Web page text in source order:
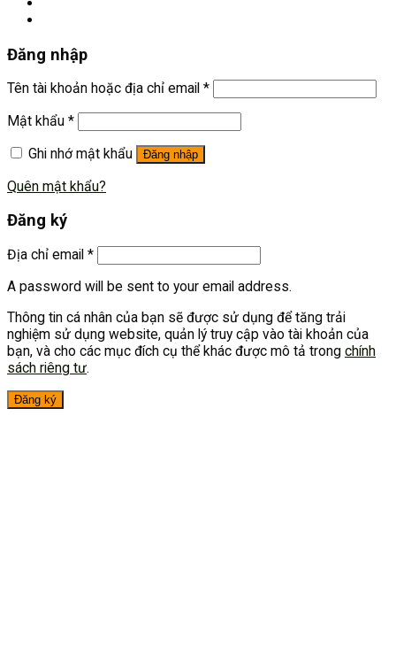
Đăng nhập
Tên tài khoản hoặc địa chỉ email *
Mật khẩu *
Ghi nhớ mật khẩu
Đăng nhập
Quên mật khẩu?
Đăng ký
Địa chỉ email *
A password will be sent to your email address.
Thông tin cá nhân của bạn sẽ được sử dụng để tăng trải
nghiệm sử dụng website, quản lý truy cập vào tài khoản của
bạn, và cho các mục đích cụ thể khác được mô tả trong chính
sách riêng tư.
Đăng ký